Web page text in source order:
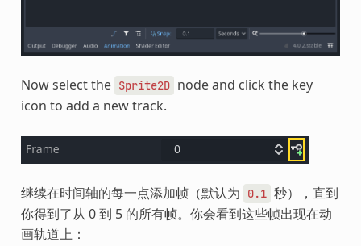
Now select the Sprite2D node and click the key
icon to add a new track.
继续在时间轴的每一点添加帧（默认为 0.1 秒），直到
你得到了从 0 到 5 的所有帧。你会看到这些帧出现在动
画轨道上：